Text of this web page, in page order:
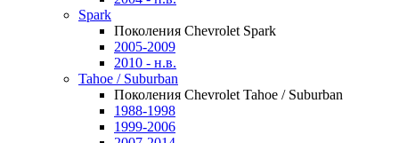
Spark
Поколения Chevrolet Spark
2005-2009
2010 - н.в.
Tahoe / Suburban
Поколения Chevrolet Tahoe / Suburban
1988-1998
1999-2006